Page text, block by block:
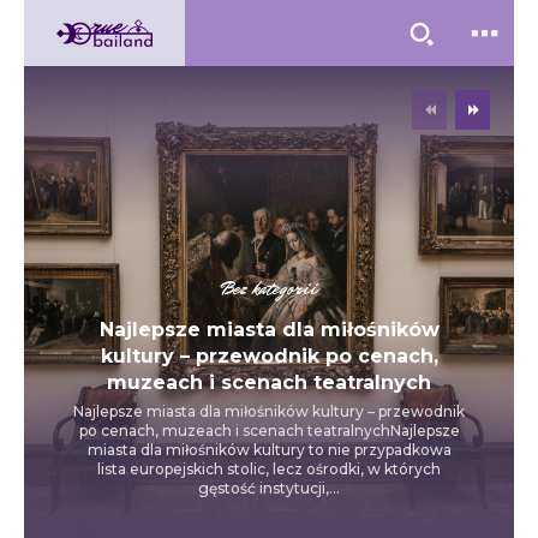
Bez kategorii
Najlepsze miasta dla miłośników
kultury – przewodnik po cenach,
muzeach i scenach teatralnych
Najlepsze miasta dla miłośników kultury – przewodnik
po cenach, muzeach i scenach teatralnychNajlepsze
miasta dla miłośników kultury to nie przypadkowa
lista europejskich stolic, lecz ośrodki, w których
gęstość instytucji,...